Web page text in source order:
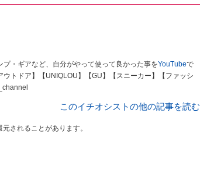
・ギアなど、自分がやって使って良かった事をYouTubeで
トドア】【UNIQLOU】【GU】【スニーカー】【ファッシ
このイチオシストの他の記事を読む
されることがあります。